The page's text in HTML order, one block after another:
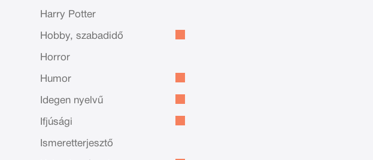
Harry Potter
Hobby, szabadidő
Horror
Humor
Idegen nyelvű
Ifjúsági
Ismeretterjesztő